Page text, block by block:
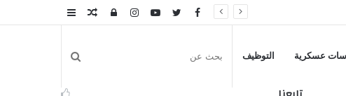
عمودمقالتسجيل
InstagramYouTubeTwitter
Facebook
عسكرية التوظيف بحث